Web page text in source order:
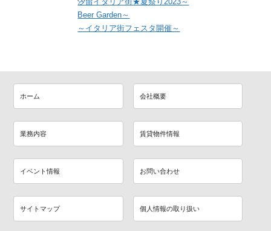
Beer Garden～
～イタリア街フェスタ開催～
ホーム 会社概要
業務内容 賃貸物件情報
イベント情報 お問い合わせ
サイトマップ 個人情報の取り扱い